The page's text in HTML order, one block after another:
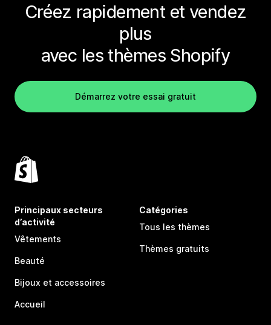
Créez rapidement et vendez
plus
avec les thèmes Shopify
Démarrez votre essai gratuit
Principaux secteurs
d’activité
Vêtements
Beauté
Bijoux et accessoires
Accueil
Catégories
Tous les thèmes
Thèmes gratuits